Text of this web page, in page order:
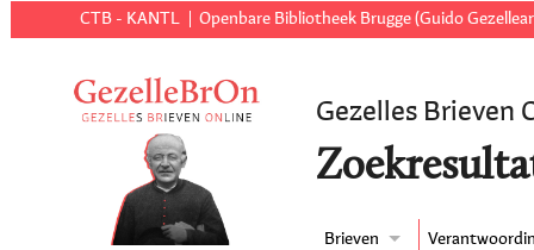
CTB - KANTL Openbare Bibliotheek Brugge (Guido
Gezelles Brieven
Brieven